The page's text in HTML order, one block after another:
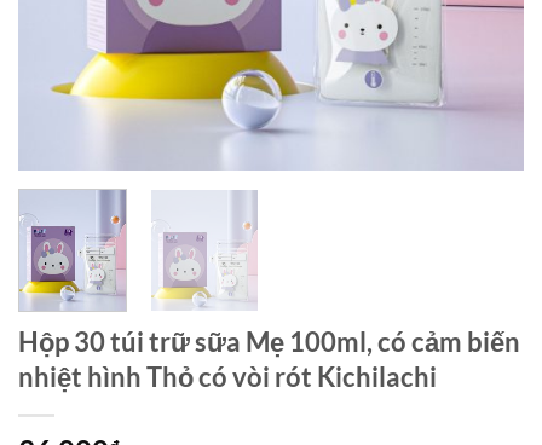
Hộp 30 túi trữ sữa Mẹ 100ml, có cảm biến
nhiệt hình Thỏ có vòi rót Kichilachi